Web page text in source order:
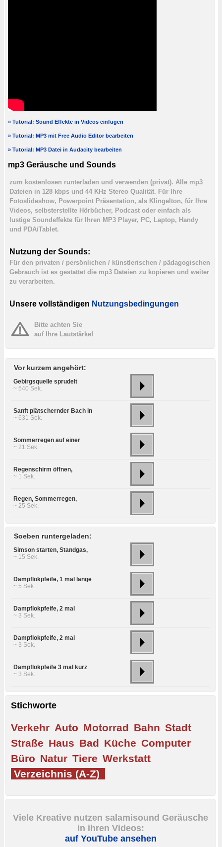
» Tutorial: Sound Effekte in Videos einfügen
» Tutorial: MP3 mit Free Audio Editor bearbeiten
» Tutorial: MP3 Datei in Audacity bearbeiten
mp3 Geräusche und Sounds
zum kostenlosen runterladen und verwenden (privat). Alle mp3
Dateien in 128 kbps und 44 KHz Stereo Qualität. Für Ihre
Fotoslideshow, Powerpoint Präsentation, als Klingelton, für Ihre
Videos, selbsterstellte Hörbücher, Podcast oder einfach als
lustige Soundeffekte für Ihren MP3 Player, PC, Laptop, Handy
und PDA/Tablet.
Nutzung der Sounds:
Für den privaten / persönlichen / künstlerischen / pädagogischen
Gebrauch ist es gestattet die mp3 Dateien zu kopieren und weiter
zu verarbeiten.
Unsere vollständigen Nutzungsbedingungen
Bitte achten Sie
auf Ihre Lautstärke!
Vor kurzem angehört:
Gebirgsquelle sprudelt
~ 540 Sek.
Sanft plätschernder Bach in
~ 631 Sek.
Sommerregen auf einer
~ 21 Sek.
Regenschirm öffnen,
~ 1 Sek.
Regen, Sommerregen,
~ 25 Sek.
Soeben runtergeladen:
Simson starten, Standgas,
~ 15 Sek.
Dampflokpfeife, 1 mal lange
~ 5 Sek.
Dampflokpfeife, 2 mal
~ 3 Sek.
Dampflokpfeife, 2 mal
~ 3 Sek.
Dampflokpfeife 3 mal kurz
~ 3 Sek.
Stichworte
Verkehr Auto Motorrad Bahn Stadt
Straße Haus Bad Küche Computer
Büro Natur Tiere Werkstatt
Verzeichnis (A-Z)
Viele Kreative nutzen salamisound Geräusche
in ihren Videos:
auf YouTube ansehen